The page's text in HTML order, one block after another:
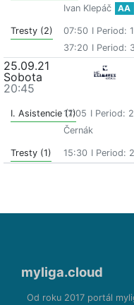
Ivan Klepáč
AA
Tresty (2) 07:50 I Period: 1
37:20 I Period:
25.09.21
Sobota
20:45
I. Asistencie (1)17:05 I Period: 2
Černák
Tresty (1) 15:30 I Period: 2
myliga.cloud
Od roku 2017 portál